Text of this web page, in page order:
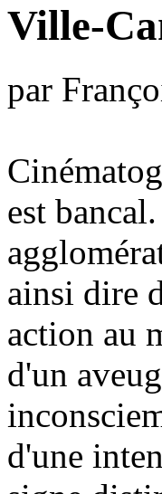
Ville-
par
est
ainsi dire
action au
d'un
d'une